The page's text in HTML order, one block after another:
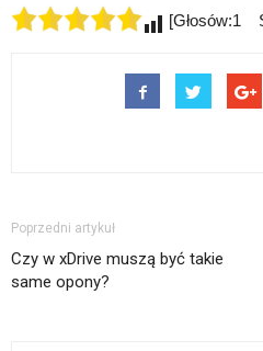
[Głosów:1
Poprzedni artykuł
Czy w xDrive muszą być takie
same opony?